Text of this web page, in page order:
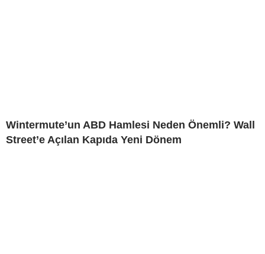
Wintermute’un ABD Hamlesi Neden Önemli? Wall
Street’e Açılan Kapıda Yeni Dönem